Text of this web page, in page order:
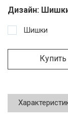
Дизайн:
Шишки
Купить